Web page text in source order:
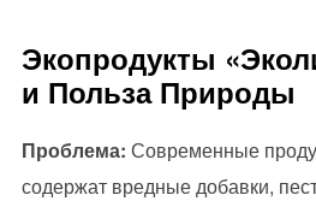
Экопродукты
и Польза Природы
Проблема: Современные
содержат вредные добавки,